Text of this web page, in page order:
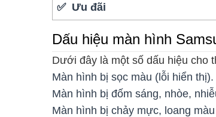
✅ Ưu đãi
Dấu hiệu màn hình
Dưới đây là một số dấu hiệu cho
Màn hình bị sọc màu (lỗi hiển thị).
Màn hình bị đốm sáng, nhòe,
Màn hình bị chảy mực, loang